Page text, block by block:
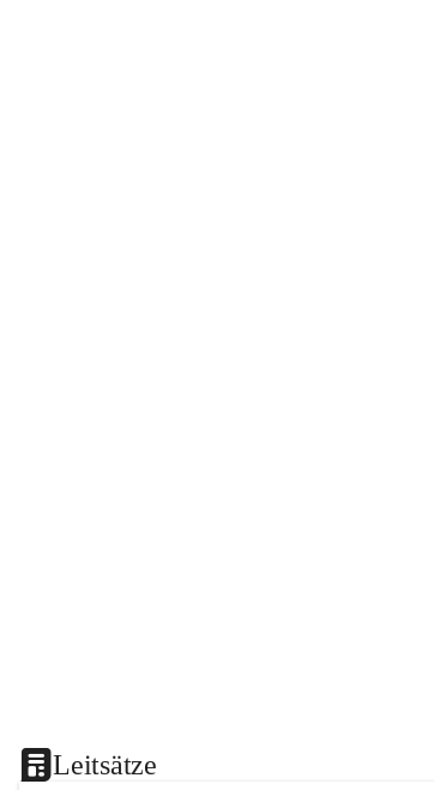
Leitsätze